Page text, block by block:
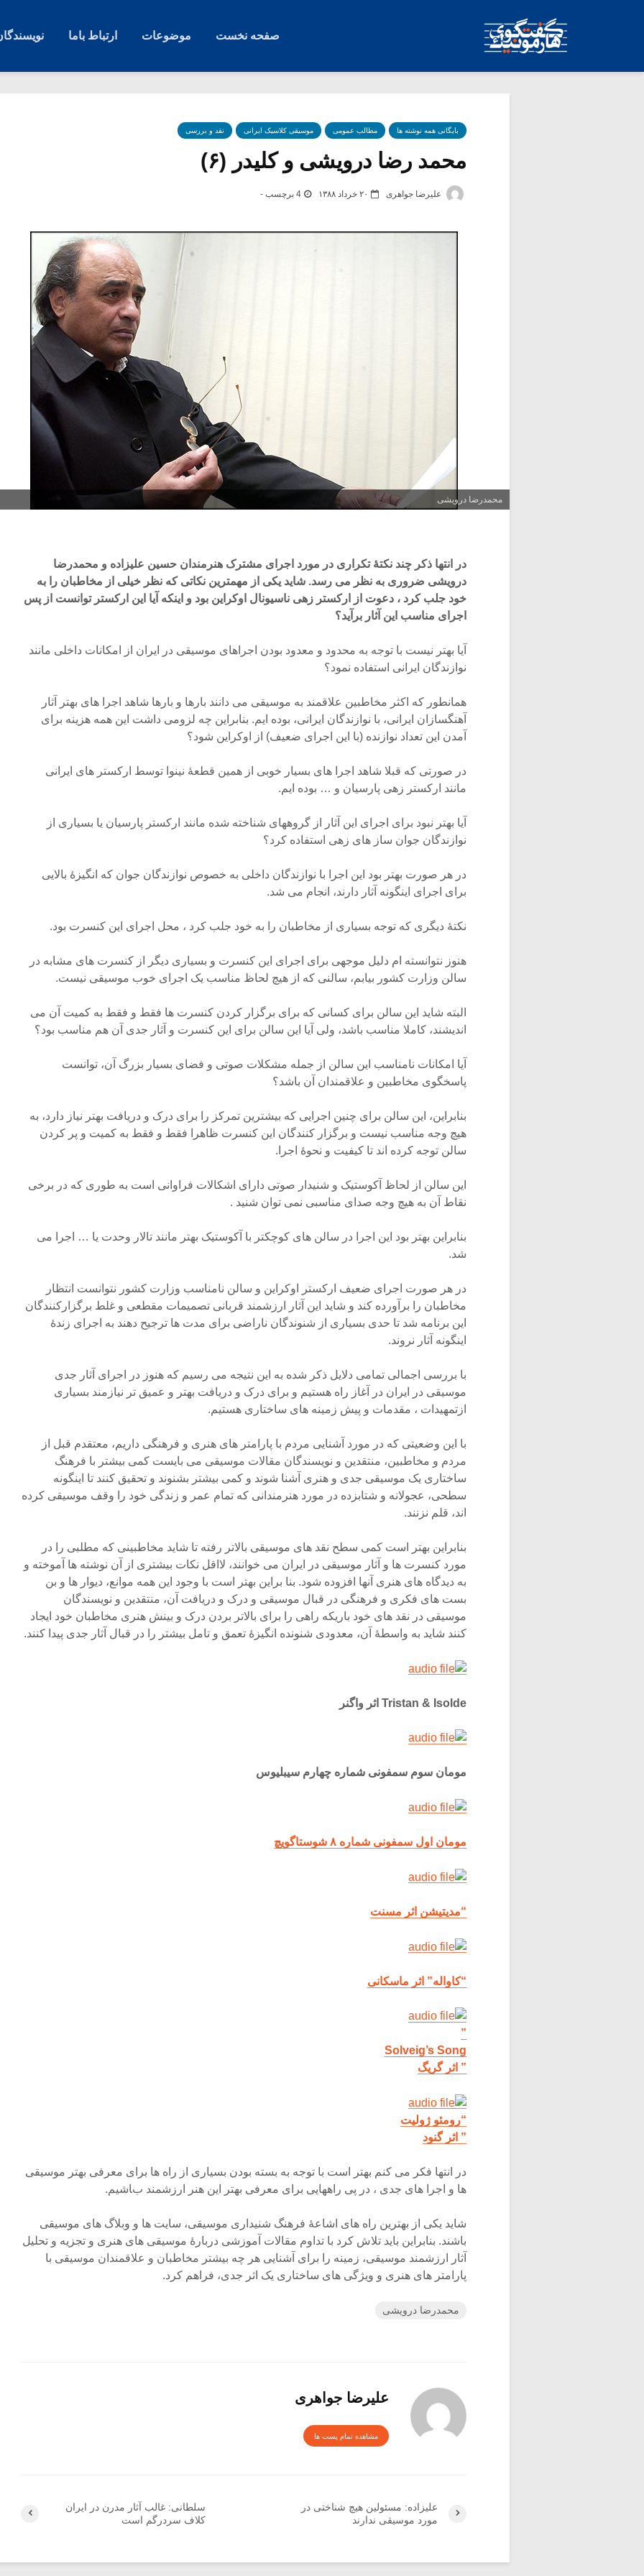
صفحه نخست موضوعات ارتباط باما
بایگانی همه نوشته ها مطالب عمومی موسیقی کلاسیک ایرانی نقد و بررسی
محمد رضا درویشی و کلیدر (۶)
علیرضا جواهری ۲۰ خرداد ۱۳۸۸ 4 برچسب -
محمدرضا درویشی
در انتها ذکر چند نکتۀ تکراری در مورد اجرای مشترک هنرمندان حسین علیزاده و محمدرضا
درویشی ضروری به نظر می رسد. شاید یکی از مهمترین نکاتی که نظر خیلی از مخاطبان را به
خود جلب کرد ، دعوت از ارکستر زهی ناسیونال اوکراین بود و اینکه آیا این ارکستر توانست از پس
اجرای مناسب این آثار برآید؟
آیا بهتر نیست با توجه به محدود و معدود بودن اجراهای موسیقی در ایران از امکانات داخلی مانند
نوازندگان ایرانی استفاده نمود؟
همانطور که اکثر مخاطبین علاقمند به موسیقی می دانند بارها و بارها شاهد اجرا های بهتر آثار
آهنگسازان ایرانی، با نوازندگان ایرانی، بوده ایم. بنابراین چه لزومی داشت این همه هزینه برای
آمدن این تعداد نوازنده (با این اجرای ضعیف) از اوکراین شود؟
در صورتی که قبلا شاهد اجرا های بسیار خوبی از همین قطعۀ نینوا توسط ارکستر های ایرانی
مانند ارکستر زهی پارسیان و … بوده ایم.
آیا بهتر نبود برای اجرای این آثار از گروههای شناخته شده مانند ارکستر پارسیان یا بسیاری از
نوازندگان جوان ساز های زهی استفاده کرد؟
در هر صورت بهتر بود این اجرا با نوازندگان داخلی به خصوص نوازندگان جوان که انگیزۀ بالایی
برای اجرای اینگونه آثار دارند، انجام می شد.
نکتۀ دیگری که توجه بسیاری از مخاطبان را به خود جلب کرد ، محل اجرای این کنسرت بود.
هنوز نتوانسته ام دلیل موجهی برای اجرای این کنسرت و بسیاری دیگر از کنسرت های مشابه در
سالن وزارت کشور بیابم، سالنی که از هیچ لحاظ مناسب یک اجرای خوب موسیقی نیست.
البته شاید این سالن برای کسانی که برای برگزار کردن کنسرت ها فقط و فقط به کمیت آن می
اندیشند، کاملا مناسب باشد، ولی آیا این سالن برای این کنسرت و آثار جدی آن هم مناسب بود؟
آیا امکانات نامناسب این سالن از جمله مشکلات صوتی و فضای بسیار بزرگ آن، توانست
پاسخگوی مخاطبین و علاقمندان آن باشد؟
بنابراین، این سالن برای چنین اجرایی که بیشترین تمرکز را برای درک و دریافت بهتر نیاز دارد، به
هیچ وجه مناسب نیست و برگزار کنندگان این کنسرت ظاهرا فقط و فقط به کمیت و پر کردن
سالن توجه کرده اند تا کیفیت و نحوۀ اجرا.
این سالن از لحاظ آکوستیک و شنیدار صوتی دارای اشکالات فراوانی است به طوری که در برخی
نقاط آن به هیچ وجه صدای مناسبی نمی توان شنید .
بنابراین بهتر بود این اجرا در سالن های کوچکتر با آکوستیک بهتر مانند تالار وحدت یا … اجرا می
شد.
در هر صورت اجرای ضعیف ارکستر اوکراین و سالن نامناسب وزارت کشور نتوانست انتظار
مخاطبان را برآورده کند و شاید این آثار ارزشمند قربانی تصمیمات مقطعی و غلط برگزارکنندگان
این برنامه شد تا حدی بسیاری از شنوندگان ناراضی برای مدت ها ترجیح دهند به اجرای زندۀ
اینگونه آثار نروند.
با بررسی اجمالی تمامی دلایل ذکر شده به این نتیجه می رسیم که هنوز در اجرای آثار جدی
موسیقی در ایران در آغاز راه هستیم و برای درک و دریافت بهتر و عمیق تر نیازمند بسیاری
ازتمهیدات ، مقدمات و پیش زمینه های ساختاری هستیم.
با این وضعیتی که در مورد آشنایی مردم با پارامتر های هنری و فرهنگی داریم، معتقدم قبل از
مردم و مخاطبین، منتقدین و نویسندگان مقالات موسیقی می بایست کمی بیشتر با فرهنگ
ساختاری یک موسیقی جدی و هنری آشنا شوند و کمی بیشتر بشنوند و تحقیق کنند تا اینگونه
سطحی، عجولانه و شتابزده در مورد هنرمندانی که تمام عمر و زندگی خود را وقف موسیقی کرده
اند، قلم نزنند.
بنابراین بهتر است کمی سطح نقد های موسیقی بالاتر رفته تا شاید مخاطبینی که مطلبی را در
مورد کنسرت ها و آثار موسیقی در ایران می خوانند، لااقل نکات بیشتری از آن نوشته ها آموخته و
به دیدگاه های هنری آنها افزوده شود. بنا براین بهتر است با وجود این همه موانع، دیوار ها و بن
بست های فکری و فرهنگی در قبال موسیقی و درک و دریافت آن، منتقدین و نویسندگان
موسیقی در نقد های خود باریکه راهی را برای بالاتر بردن درک و بینش هنری مخاطبان خود ایجاد
کنند شاید به واسطۀ آن، معدودی شنونده انگیزۀ تعمق و تامل بیشتر را در قبال آثار جدی پیدا کنند.
Tristan & Isolde اثر واگنر
مومان سوم سمفونی شماره چهارم سیبلیوس
مومان اول سمفونی شماره ۸ شوستاگویچ
“مدیتیشن اثر مسنت
“کاواله” اثر ماسکانی
”
Solveig’s Song
” اثر گریگ
“رومئو ژولیت
” اثر گنود
در انتها فکر می کنم بهتر است با توجه به بسته بودن بسیاری از راه ها برای معرفی بهتر موسیقی
ها و اجرا های جدی ، در پی راههایی برای معرفی بهتر این هنر ارزشمند باشیم.
شاید یکی از بهترین راه های اشاعۀ فرهنگ شنیداری موسیقی، سایت ها و وبلاگ های موسیقی
باشند. بنابراین باید تلاش کرد با تداوم مقالات آموزشی دربارۀ موسیقی های هنری و تجزیه و تحلیل
آثار ارزشمند موسیقی، زمینه را برای آشنایی هر چه بیشتر مخاطبان و علاقمندان موسیقی با
پارامتر های هنری و ویژگی های ساختاری یک اثر جدی، فراهم کرد.
محمدرضا درویشی
علیرضا جواهری
مشاهده تمام پست ها
سلطانی: غالب آثار مدرن در ایران
کلاف سردرگم است
علیزاده: مسئولین هیچ شناختی در
مورد موسیقی ندارند